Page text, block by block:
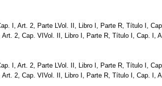
I, Art. 2, Parte LVol. II, Libro I, Parte R, Título I,
2, Cap. VIVol. II, Libro I, Parte R, Título I, Cap. I,
I, Art. 2, Parte LVol. II, Libro I, Parte R, Título I,
2, Cap. VIVol. II, Libro I, Parte R, Título I, Cap. I,